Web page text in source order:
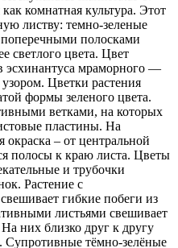
комнатная культура. Этот
листву: темно-зеленые
полосками
светлого цвета. Цвет
эсхинантуса мраморного —
Цветки растения
формы зеленого цвета.
ветками, на которых
пластины. На
окраска – от центральной
полосы к краю листа. Цветы
и трубочки
Растение с
гибкие побеги из
листьями свешивает
них близко друг к другу
Супротивные тёмно-зелёные